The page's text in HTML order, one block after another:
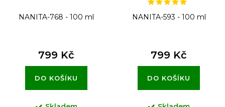
NANITA-768 - 100 ml
799 Kč
DO KOŠÍKU
NANITA-593 - 100 ml
799 Kč
DO KOŠÍKU